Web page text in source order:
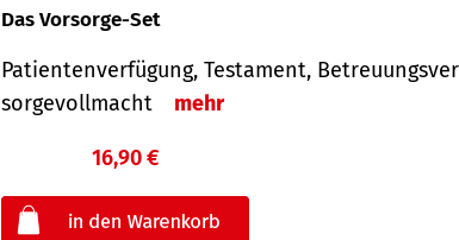
Das Vorsorge-Set
Patienten­ver­fügung, Testa­ment,
sorge­voll­macht
mehr
16,90 €